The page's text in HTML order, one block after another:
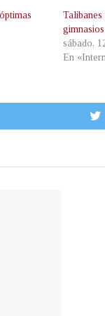
sábado,
En